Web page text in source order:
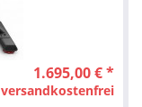
1.695,00 € *
versandkostenfrei